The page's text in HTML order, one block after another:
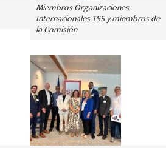
Miembros Organizaciones
Internacionales TSS y miembros de
la Comisión